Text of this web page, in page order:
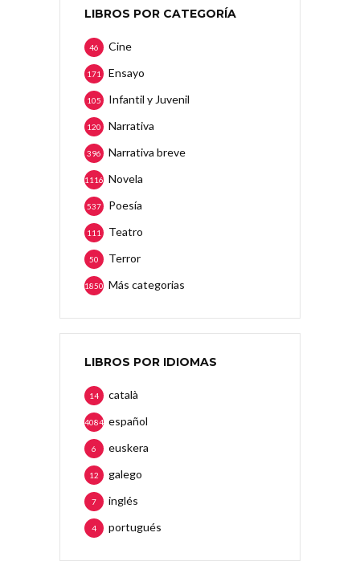
LIBROS POR CATEGORÍA
Cine
46
Ensayo
171
Infantil y Juvenil
105
Narrativa
120
Narrativa breve
396
Novela
1116
Poesía
537
Teatro
111
Terror
50
Más categorias
1850
LIBROS POR IDIOMAS
català
14
español
4084
euskera
6
galego
12
inglés
7
portugués
4